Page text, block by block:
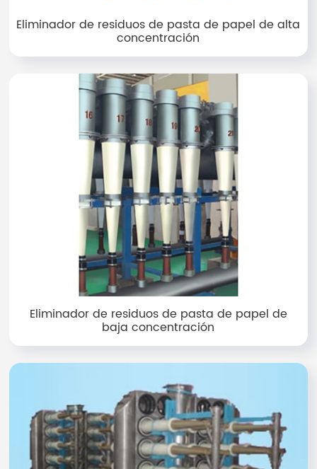
Eliminador de residuos de pasta de papel de alta
concentración
Eliminador de residuos de pasta de papel de
baja concentración